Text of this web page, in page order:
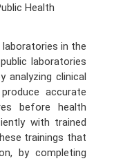
Health
laboratories in the
laboratories
clinical
accurate
before health
with trained
trainings that
by completing